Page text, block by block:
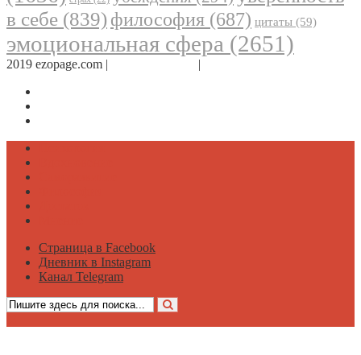
в себе (839) философия (687) цитаты (59)
эмоциональная сфера (2651)
2019 ezopage.com | |
Страница в Facebook
Дневник в Instagram
Канал Telegram